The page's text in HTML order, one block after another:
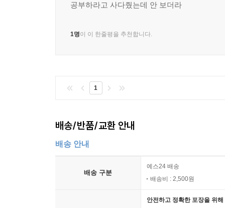
공부하라고 사다줬는데 안 보더라
1명이 이 한줄평을 추천합니다.
1
배송/반품/교환 안내
배송 안내
배송 구분
예스24 배송
배송비 : 2,500원
안전하고 정확한 포장을 위